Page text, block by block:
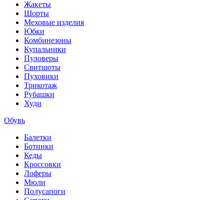
Жакеты
Шорты
Меховые изделия
Юбки
Комбинезоны
Купальники
Пуловеры
Свитшоты
Пуховики
Трикотаж
Рубашки
Худи
Обувь
Балетки
Ботинки
Кеды
Кроссовки
Лоферы
Мюли
Полусапоги